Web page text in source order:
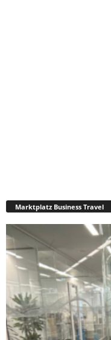
Marktplatz Business Travel